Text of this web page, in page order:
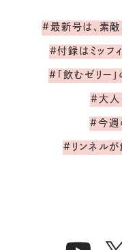
#最新号は、素敵
#付録はミッフ
#「飲むゼリー
#大人
#今週
#リンネルが